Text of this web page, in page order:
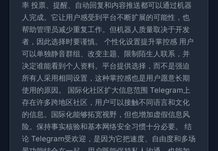
率 投票、提醒、自动回复和内容推送都可以通过机器
人完成。它让用户感受到平台不断扩展的可能性，也
帮助管理员减少重复工作。但机器人质量取决于开发
者，因此选择时要谨慎。 个性化设置提升掌控感 用户
可以单独静音群组、改变主题、限制陌生人联系，并
决定谁能看到个人资料。平台提供选择，而不是强迫
所有人采用相同设置，这种掌控感也是用户愿意长期
使用的原因。 国际化社区扩大信息范围 Telegram上
存在许多跨地区社区，用户可以接触不同语言和文化
的信息。国际化能够拓宽视野，但也增加虚假信息风
险。保持事实核验和基本网络安全习惯十分必要。 结
论 Telegram受欢迎，是因为它把速度、自由度和多场